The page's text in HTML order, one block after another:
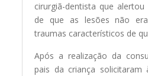
cirurgiã-dentista que
de que as lesões não
traumas característicos de
Após a realização da
pais da criança solicitaram